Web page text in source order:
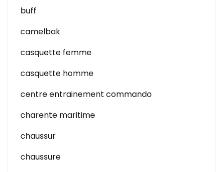
buff
camelbak
casquette femme
casquette homme
centre entrainement commando
charente maritime
chaussur
chaussure